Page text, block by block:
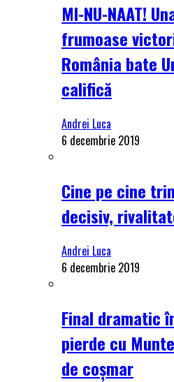
MI-NU-NAAT!
frumoase
România bate
califică
Andrei Luca
6 decembrie 2019
Cine pe cine
decisiv,
Andrei Luca
6 decembrie 2019
Final dramatic
pierde cu
de coșmar